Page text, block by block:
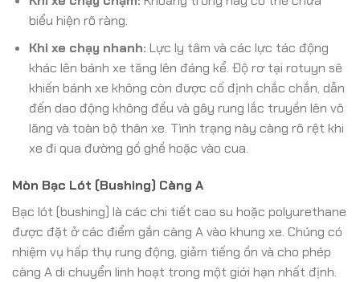
biểu hiện rõ ràng.
Khi xe chạy nhanh: Lực ly tâm và các lực tác động
khác lên bánh xe tăng lên đáng kể. Độ rơ tại rotuyn sẽ
khiến bánh xe không còn được cố định chắc chắn, dẫn
đến dao động không đều và gây rung lắc truyền lên vô
lăng và toàn bộ thân xe. Tình trạng này càng rõ rệt khi
xe đi qua đường gồ ghề hoặc vào cua.
Mòn Bạc Lót (Bushing) Càng A
Bạc lót (bushing) là các chi tiết cao su hoặc polyurethane
được đặt ở các điểm gắn càng A vào khung xe. Chúng có
nhiệm vụ hấp thụ rung động, giảm tiếng ồn và cho phép
càng A di chuyển linh hoạt trong một giới hạn nhất định.